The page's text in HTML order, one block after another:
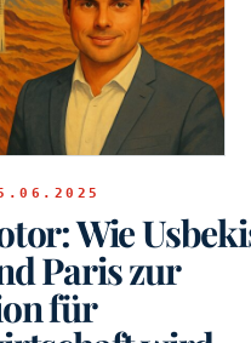
Wie
Paris zur
für